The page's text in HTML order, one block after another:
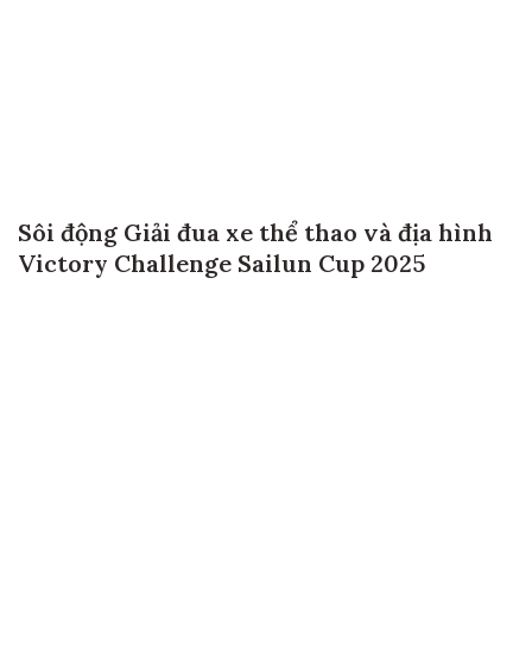
Sôi động Giải đua xe thể thao và địa hình
Victory Challenge Sailun Cup 2025